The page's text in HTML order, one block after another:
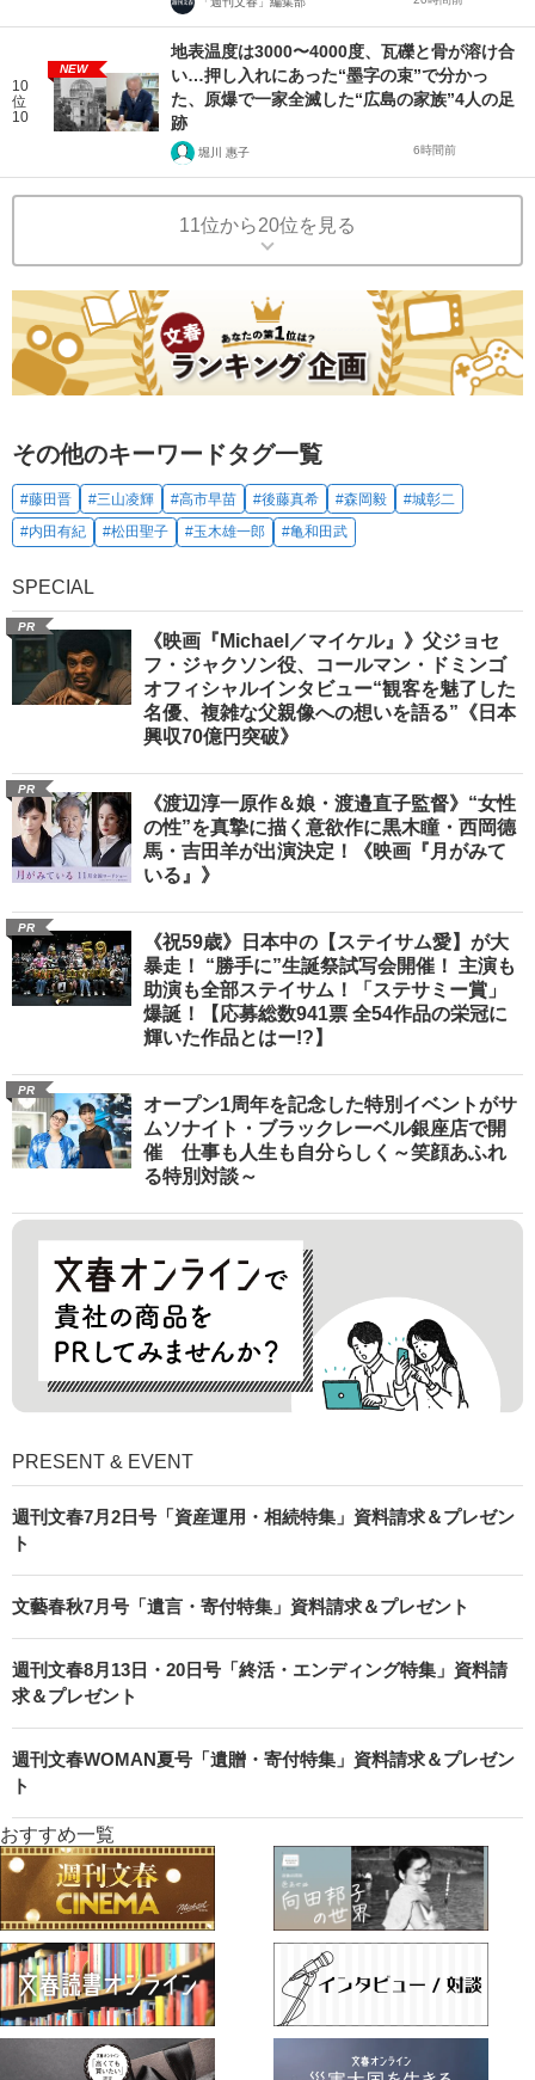
10
位
10
NEW
地表温度は3000〜4000度、瓦礫と骨が溶け合
い…押し入れにあった“墨字の束”で分かっ
た、原爆で一家全滅した“広島の家族”4人の足
跡
堀川 惠子 6時間前
11位から20位を見る
その他のキーワードタグ一覧
#藤田晋 #三山凌輝 #高市早苗 #後藤真希 #森岡毅
#城彰二
#内田有紀
#松田聖子 #玉木雄一郎 #亀和田武
SPECIAL
PR
《映画『Michael／マイケル』》父ジョセ
フ・ジャクソン役、コールマン・ドミンゴ
オフィシャルインタビュー“観客を魅了した
名優、複雑な父親像への想いを語る”《日本
興収70億円突破》
PR
《渡辺淳一原作＆娘・渡邉直子監督》“女性
の性”を真摯に描く意欲作に黒木瞳・西岡德
馬・吉田羊が出演決定！《映画『月がみて
いる』》
PR
《祝59歳》日本中の【ステイサム愛】が大
暴走！ “勝手に”生誕祭試写会開催！ 主演も
助演も全部ステイサム！「ステサミー賞」
爆誕！【応募総数941票 全54作品の栄冠に
輝いた作品とはー!?】
PR
オープン1周年を記念した特別イベントがサ
ムソナイト・ブラックレーベル銀座店で開
催 仕事も人生も自分らしく～笑顔あふれ
る特別対談～
PRESENT & EVENT
週刊文春7月2日号「資産運用・相続特集」資料請求＆プレゼン
ト
文藝春秋7月号「遺言・寄付特集」資料請求＆プレゼント
週刊文春8月13日・20日号「終活・エンディング特集」資料請
求＆プレゼント
週刊文春WOMAN夏号「遺贈・寄付特集」資料請求＆プレゼン
ト
おすすめ一覧